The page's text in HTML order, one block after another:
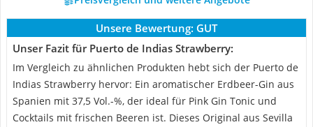
Unsere Bewertung: GUT
Unser Fazit für Puerto de Indias Strawberry:
Im Vergleich zu ähnlichen Produkten hebt sich der Puerto de
Indias Strawberry hervor: Ein aromatischer Erdbeer-Gin aus
Spanien mit 37,5 Vol.-%, der ideal für Pink Gin Tonic und
Cocktails mit frischen Beeren ist. Dieses Original aus Sevilla